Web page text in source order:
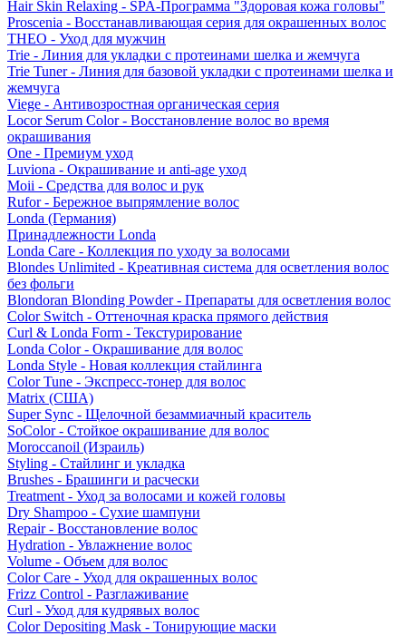
Hair Skin Relaxing - SPA-Программа "Здоровая кожа головы"
Proscenia - Восстанавливающая серия для окрашенных волос
THEO - Уход для мужчин
Trie - Линия для укладки с протеинами шелка и жемчуга
Trie Tuner - Линия для базовой укладки с протеинами шелка и
жемчуга
Viege - Антивозростная органическая серия
Locor Serum Color - Восстановление волос во время
окрашивания
One - Премиум уход
Luviona - Окрашивание и anti-age уход
Moii - Средства для волос и рук
Rufor - Бережное выпрямление волос
Londa (Германия)
Принадлежности Londa
Londa Care - Коллекция по уходу за волосами
Blondes Unlimited - Креативная система для осветления волос
без фольги
Blondoran Blonding Powder - Препараты для осветления волос
Color Switch - Оттеночная краска прямого действия
Curl & Londa Form - Текстурирование
Londa Color - Окрашивание для волос
Londa Style - Новая коллекция стайлинга
Color Tune - Экспресс-тонер для волос
Matrix (США)
Super Sync - Щелочной безаммиачный краситель
SoColor - Стойкое окрашивание для волос
Moroccanoil (Израиль)
Styling - Стайлинг и укладка
Brushes - Брашинги и расчески
Treatment - Уход за волосами и кожей головы
Dry Shampoo - Сухие шампуни
Repair - Восстановление волос
Hydration - Увлажнение волос
Volume - Объем для волос
Color Care - Уход для окрашенных волос
Frizz Control - Разглаживание
Curl - Уход для кудрявых волос
Color Depositing Mask - Тонирующие маски